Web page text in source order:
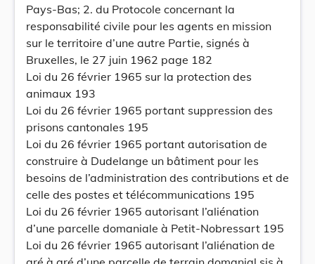
Pays-Bas; 2. du Protocole concernant la
responsabilité civile pour les agents en mission
sur le territoire d’une autre Partie, signés à
Bruxelles, le 27 juin 1962 page 182
Loi du 26 février 1965 sur la protection des
animaux 193
Loi du 26 février 1965 portant suppression des
prisons cantonales 195
Loi du 26 février 1965 portant autorisation de
construire à Dudelange un bâtiment pour les
besoins de l’administration des contributions et de
celle des postes et télécommunications 195
Loi du 26 février 1965 autorisant l’aliénation
d’une parcelle domaniale à Petit-Nobressart 195
Loi du 26 février 1965 autorisant l’aliénation de